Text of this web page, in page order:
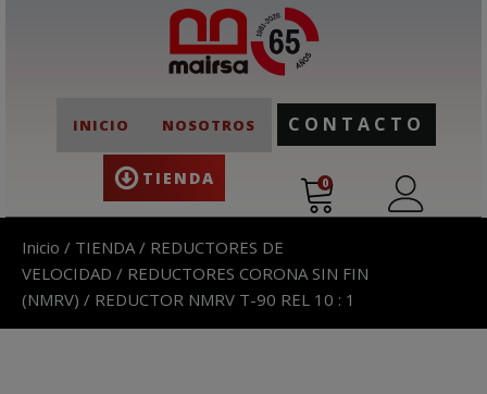
INICIO NOSOTROS
TIENDA
CONTACTO
0
Inicio / TIENDA / REDUCTORES DE
VELOCIDAD / REDUCTORES CORONA SIN FIN
(NMRV) / REDUCTOR NMRV T-90 REL 10 : 1